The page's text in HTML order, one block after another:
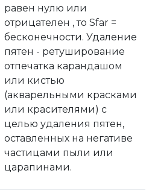
равен нулю или
отрицателен , то Sfar =
бесконечности. Удаление
пятен - ретуширование
отпечатка карандашом
или кистью
(акварельными красками
или красителями) с
целью удаления пятен,
оставленных на негативе
частицами пыли или
царапинами.